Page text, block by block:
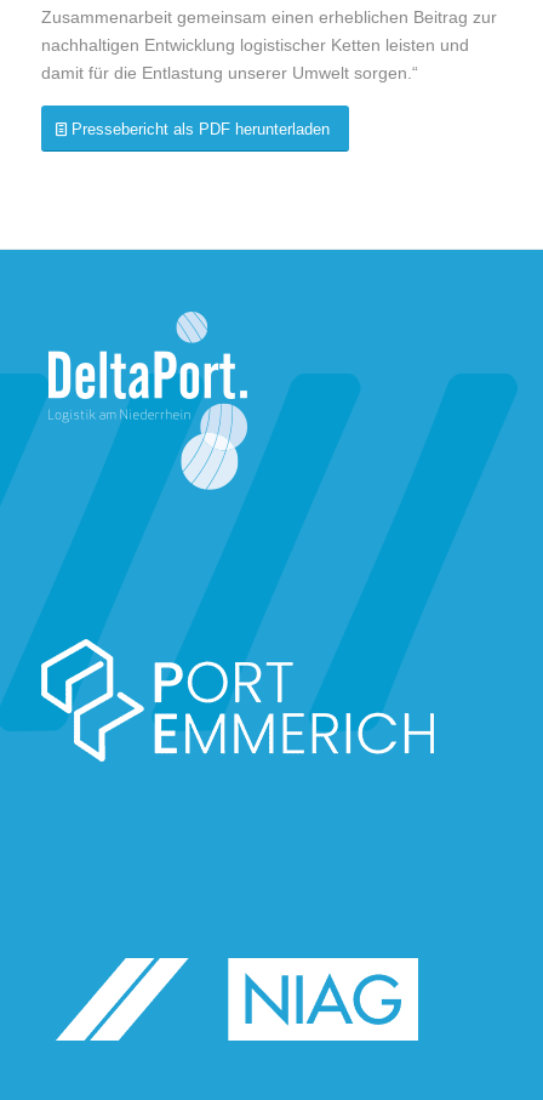
Zusammenarbeit gemeinsam einen erheblichen Beitrag zur
nachhaltigen Entwicklung logistischer Ketten leisten und
damit für die Entlastung unserer Umwelt sorgen.“
Pressebericht als PDF herunterladen